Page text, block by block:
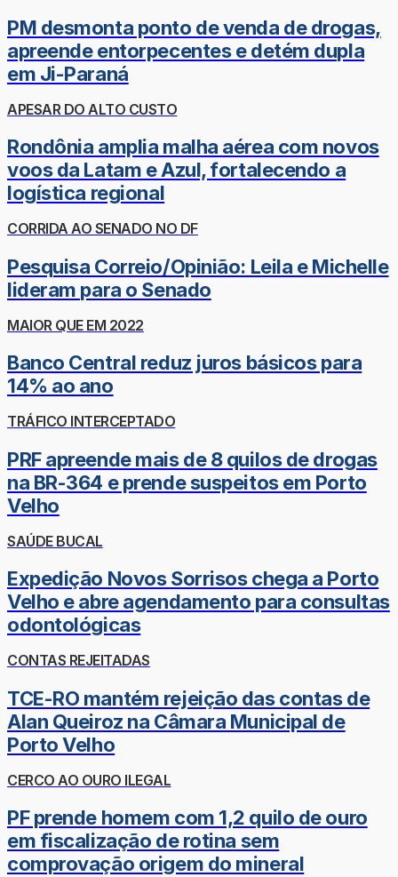
PM desmonta ponto de venda de drogas,
apreende entorpecentes e detém dupla
em Ji-Paraná
APESAR DO ALTO CUSTO
Rondônia amplia malha aérea com novos
voos da Latam e Azul, fortalecendo a
logística regional
CORRIDA AO SENADO NO DF
Pesquisa Correio/Opinião: Leila e Michelle
lideram para o Senado
MAIOR QUE EM 2022
Banco Central reduz juros básicos para
14% ao ano
TRÁFICO INTERCEPTADO
PRF apreende mais de 8 quilos de drogas
na BR-364 e prende suspeitos em Porto
Velho
SAÚDE BUCAL
Expedição Novos Sorrisos chega a Porto
Velho e abre agendamento para consultas
odontológicas
CONTAS REJEITADAS
TCE-RO mantém rejeição das contas de
Alan Queiroz na Câmara Municipal de
Porto Velho
CERCO AO OURO ILEGAL
PF prende homem com 1,2 quilo de ouro
em fiscalização de rotina sem
comprovação origem do mineral